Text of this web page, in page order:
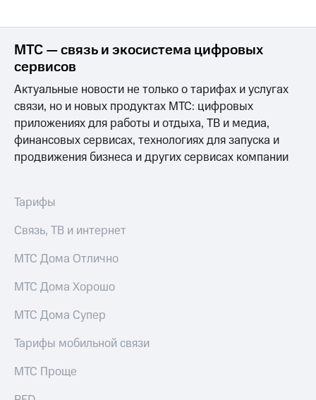
МТС — связь и экосистема цифровых
сервисов
Актуальные новости не только о тарифах и услугах
связи, но и новых продуктах МТС: цифровых
приложениях для работы и отдыха, ТВ и медиа,
финансовых сервисах, технологиях для запуска и
продвижения бизнеса и других сервисах компании
Тарифы
Связь, ТВ и интернет
МТС Дома Отлично
МТС Дома Хорошо
МТС Дома Супер
Тарифы мобильной связи
МТС Проще